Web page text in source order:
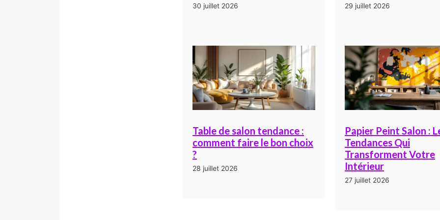
30 juillet 2026 29 juillet 2026
Table de salon tendance :
comment faire le bon choix
?
28 juillet 2026
Papier Peint Salon :
Tendances Qui
Transforment Votre
Intérieur
27 juillet 2026